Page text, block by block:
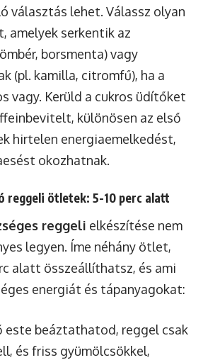
választás lehet. Válassz olyan
amelyek serkentik az
borsmenta) vagy
(pl. kamilla, citromfű), ha a
vagy. Kerüld a cukros üdítőket
különösen az első
hirtelen energiaemelkedést,
okozhatnak.
reggeli ötletek: 5-10 perc alatt
reggeli elkészítése nem
legyen. Íme néhány ötlet,
alatt összeállíthatsz, és ami
energiát és tápanyagokat:
este beáztathatod, reggel csak
és friss gyümölcsökkel,